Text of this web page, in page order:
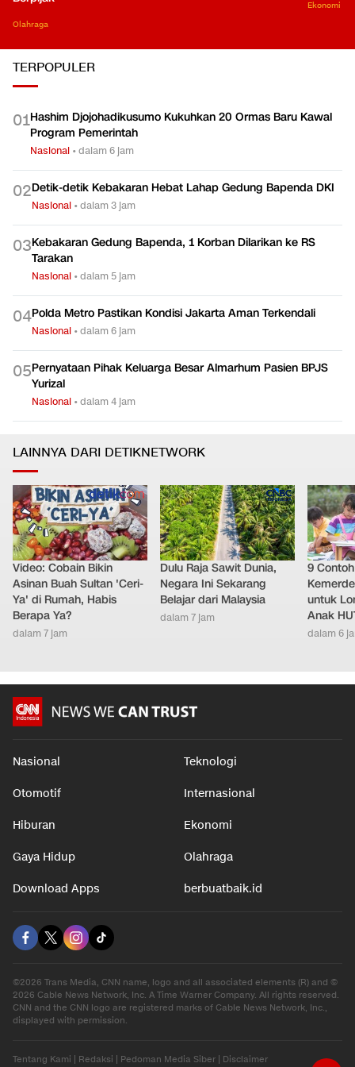
Olahraga
Ekonomi
TERPOPULER
01Hashim Djojohadikusumo Kukuhkan 20 Ormas Baru Kawal
Program Pemerintah
Nasional •dalam 6 jam
02Detik-detik Kebakaran Hebat Lahap Gedung Bapenda DKI
Nasional •dalam 3 jam
03Kebakaran Gedung Bapenda, 1 Korban Dilarikan ke RS
Tarakan
Nasional •dalam 5 jam
04Polda Metro Pastikan Kondisi Jakarta Aman Terkendali
Nasional •dalam 6 jam
05Pernyataan Pihak Keluarga Besar Almarhum Pasien BPJS
Yurizal
Nasional •dalam 4 jam
LAINNYA DARI DETIKNETWORK
Video: Cobain Bikin
Asinan Buah Sultan 'Ceri-
Ya' di Rumah, Habis
Berapa Ya?
dalam 7 jam
Dulu Raja Sawit Dunia,
Negara Ini Sekarang
Belajar dari Malaysia
dalam 7 jam
9
untuk
Anak
dalam 6
Nasional Teknologi
Otomotif Internasional
Hiburan Ekonomi
Gaya Hidup Olahraga
Download Apps berbuatbaik.id
©2026 Trans Media, CNN name, logo and all associated elements (R) and ©
2026 Cable News Network, Inc. A Time Warner Company. All rights reserved.
CNN and the CNN logo are registered marks of Cable News Network, Inc.,
displayed with permission.
Tentang Kami Redaksi Pedoman Media Siber Disclaimer